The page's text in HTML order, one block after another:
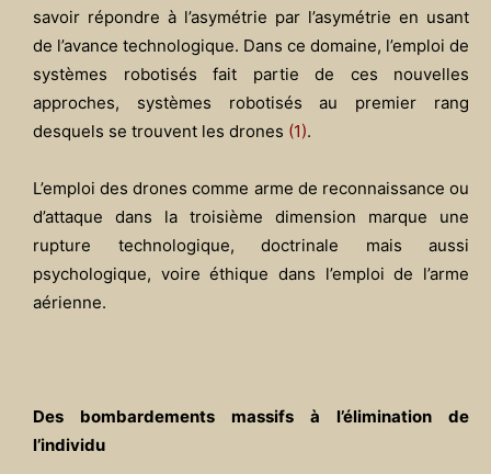
savoir répondre à l’asymétrie par l’asymétrie en usant
de l’avance technologique. Dans ce domaine, l’emploi de
systèmes robotisés fait partie de ces nouvelles
approches, systèmes robotisés au premier rang
desquels se trouvent les drones (1).
L’emploi des drones comme arme de reconnaissance ou
d’attaque dans la troisième dimension marque une
rupture technologique, doctrinale mais aussi
psychologique, voire éthique dans l’emploi de l’arme
aérienne.
Des bombardements massifs à l’élimination de
l’individu